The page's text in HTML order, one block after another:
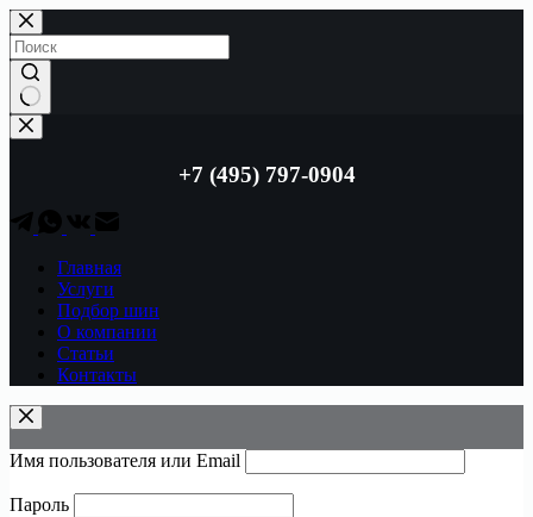
Перейти
к
сути
Ничего
не
+7 (495) 797-0904
Главная
Услуги
Подбор шин
О компании
Статьи
Контакты
Имя пользователя или Email
Пароль